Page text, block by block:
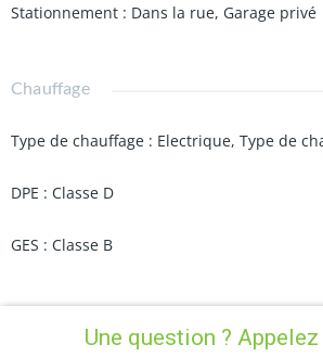
Stationnement : Dans la rue, Garage privé
Chauffage
Type de chauffage : Electrique, Type de
DPE : Classe D
GES : Classe B
Une question ?